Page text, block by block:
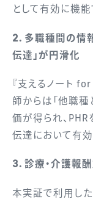
として有効に機能
2．多職種間の情
伝達」が円滑化
『支えるノート
師からは「他職
価が得られ、
伝達において有効
3．診療・介護報
本実証で利用し